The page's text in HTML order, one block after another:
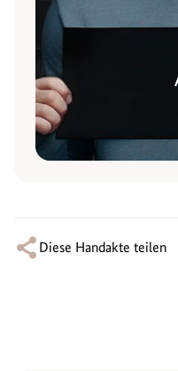
Diese Handakte teilen